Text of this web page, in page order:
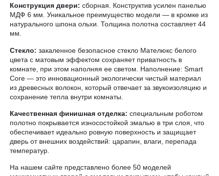
Конструкция двери: сборная. Конструктив усилен панелью
МДФ 6 мм. Уникальное преимущество модели — в кромке из
натурального шпона ольхи. Толщина полотна составляет 44
мм.
Стекло: закаленное безопасное стекло Мателюкс белого
цвета с матовым эффектом сохраняет приватность в
комнате, при этом наполняя ее светом. Наполнение: Smart
Core — это инновационный экологически чистый материал
из древесных волокон, который отвечает за звукоизоляцию и
сохранение тепла внутри комнаты.
Качественная финишная отделка: специальным роботом
полотно покрывается износостойкой эмалью в три слоя, что
обеспечивает идеально ровную поверхность и защищает
дверь от внешних воздействий: царапин, влаги, перепада
температур.
На нашем сайте представлено более 50 моделей